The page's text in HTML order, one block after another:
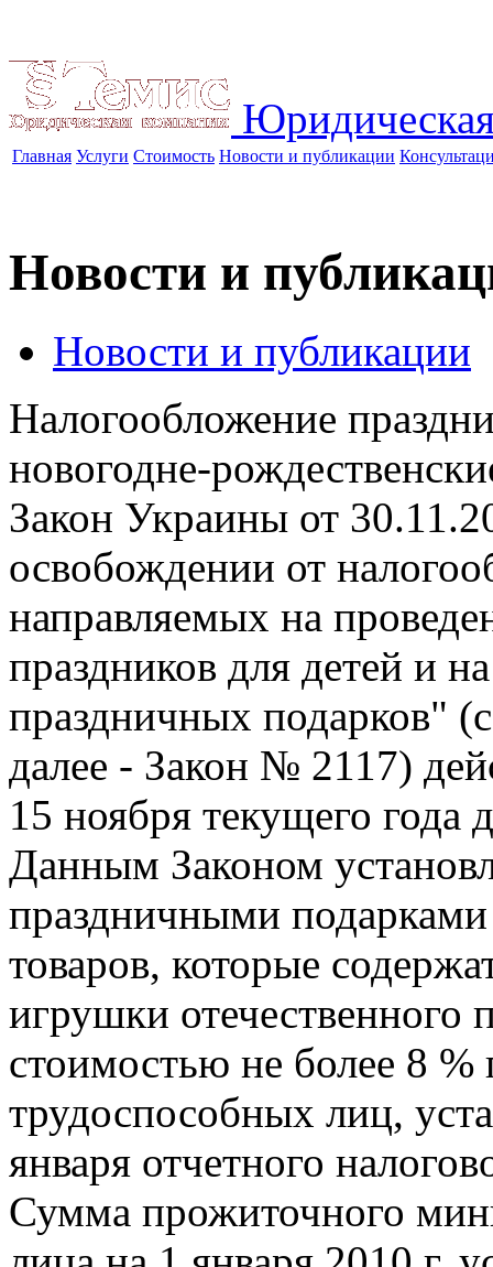
Главная Услуги Стоимость Новости и публикации
Новости и
Новости и публикации
Налогообложение
новогодне-
Закон Украины от
освобождении от
направляемых на
праздников для детей и
праздничных подарков"
далее - Закон № 2117)
15 ноября текущего года
Данным Законом
праздничными
товаров, которые
игрушки отечественного
стоимостью не более 8
трудоспособных лиц,
января отчетного
Сумма прожиточного